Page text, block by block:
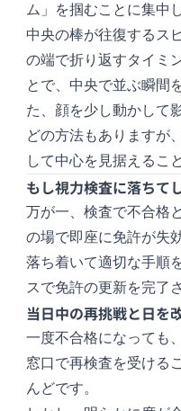
ム」を掴むことに集中
中央の棒が往復するス
の端で折り返すタイミ
とで、中央で並ぶ瞬間
た、顔を少し動かして
どの方法もありますが
して中心を見据えるこ
もし視力検査に落ちて
万が一、検査で不合格
の場で即座に免許が失
落ち着いて適切な手順
スで免許の更新を完了
当日中の再挑戦と日を
一度不合格になっても
窓口で再検査を受ける
んどです。